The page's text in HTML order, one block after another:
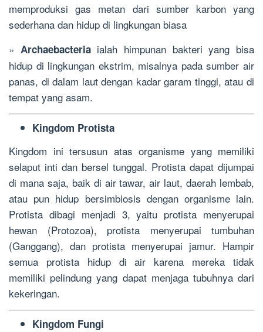
memproduksi gas metan dari sumber karbon yang
sederhana dan hidup di lingkungan biasa
» Archaebacteriaialah himpunan bakteri yang bisa
hidup di lingkungan ekstrim, misalnya pada sumber air
panas, di dalam laut dengan kadar garam tinggi, atau di
tempat yang asam.
Kingdom Protista
Kingdom ini tersusun atas organisme yang memiliki
selaput inti dan bersel tunggal. Protista dapat dijumpai
di mana saja, baik di air tawar, air laut, daerah lembab,
atau pun hidup bersimbiosis dengan organisme lain.
Protista dibagi menjadi 3, yaitu protista menyerupai
hewan (Protozoa), protista menyerupai tumbuhan
(Ganggang), dan protista menyerupai jamur. Hampir
semua protista hidup di air karena mereka tidak
memiliki pelindung yang dapat menjaga tubuhnya dari
kekeringan.
Kingdom Fungi